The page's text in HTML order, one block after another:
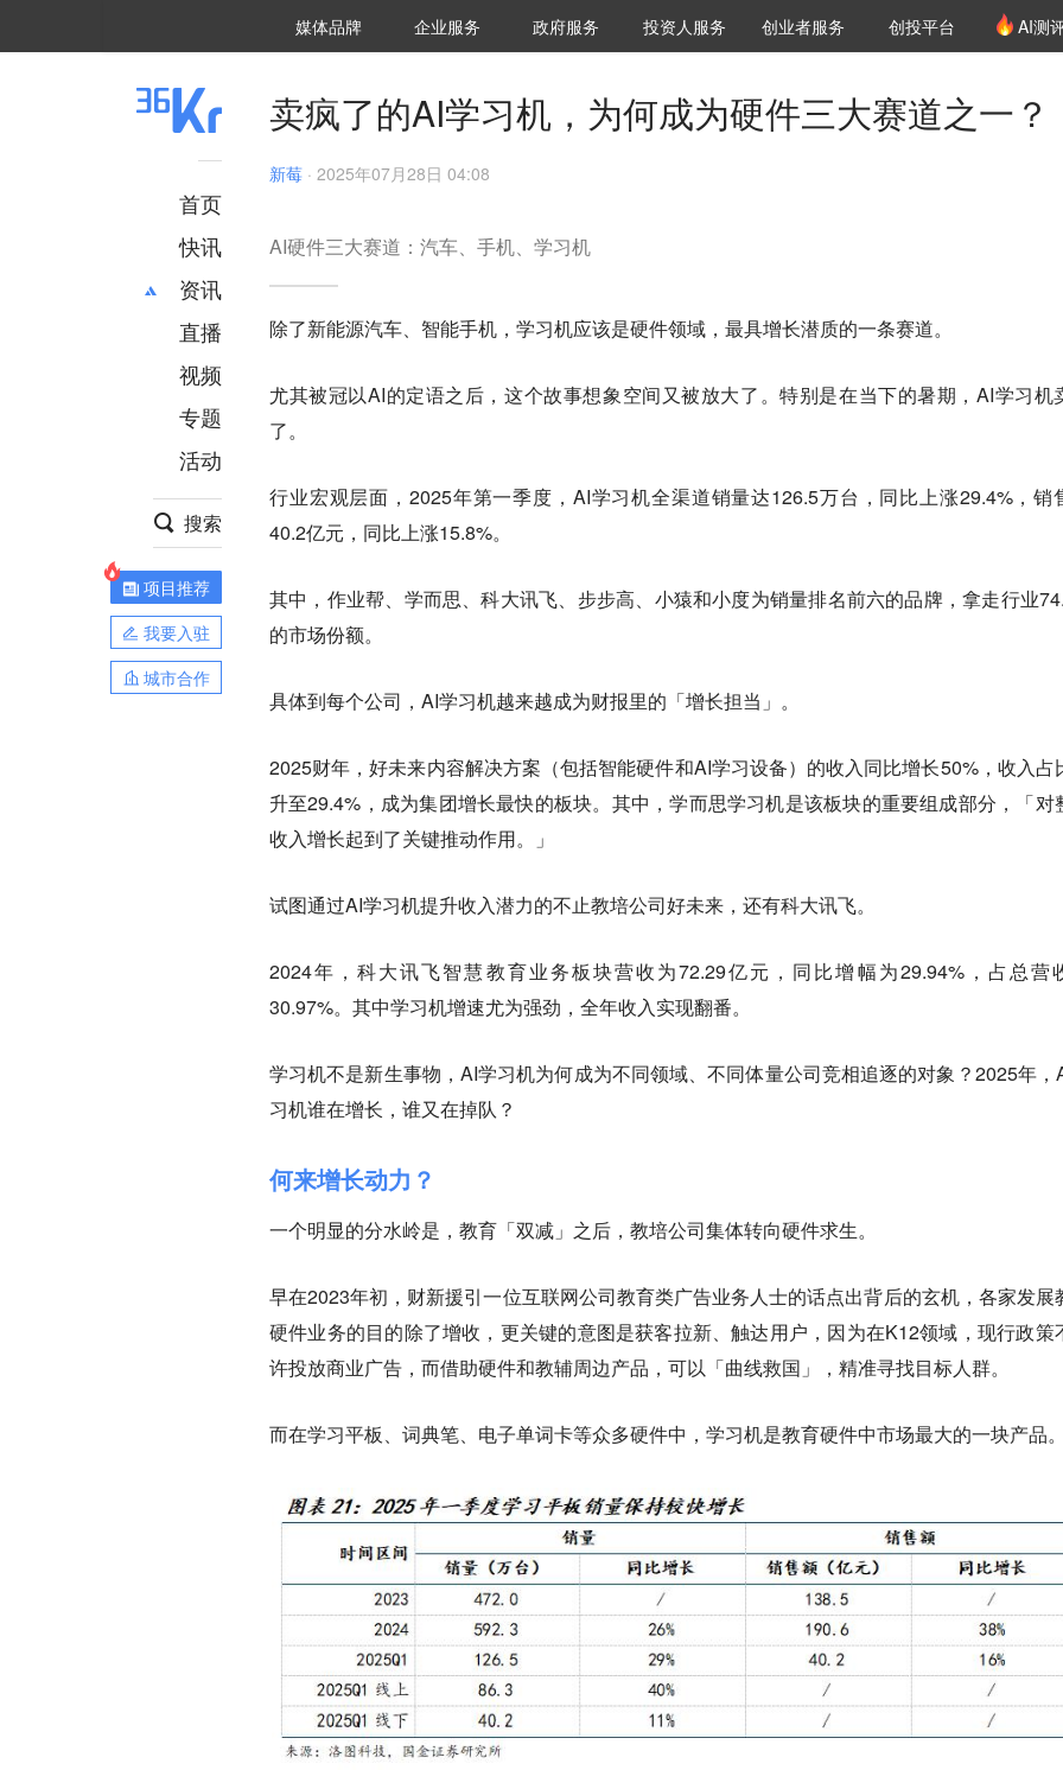
媒体品牌 36Kr研究院
企业服务 城市之窗
政府服务 VClub投资机构库
投资机构职位推介
投资人服务 创投氪堂
创业者服务 创投平台 AI测
首页
快讯
资讯
推荐
财经
项目推荐
安徽
直播
视频
专题
活动
搜索
项目推荐
我要入驻
城市合作
卖疯了的AI学习机，为何成为硬件三大赛道之一？
新莓 · 2025年07月28日 04:08
AI硬件三大赛道：汽车、手机、学习机
除了新能源汽车、智能手机，学习机应该是硬件领域，最具增长潜质的一条赛道。
尤其被冠以AI的定语之后，这个故事想象空间又被放大了。特别是在当下的暑期，AI学习机
了。
行业宏观层面，2025年第一季度，AI学习机全渠道销量达126.5万台，同比上涨29.4%，销
40.2亿元，同比上涨15.8%。
其中，作业帮、学而思、科大讯飞、步步高、小猿和小度为销量排名前六的品牌，拿走行业
的市场份额。
具体到每个公司，AI学习机越来越成为财报里的「增长担当」。
2025财年，好未来内容解决方案（包括智能硬件和AI学习设备）的收入同比增长50%，收入占
升至29.4%，成为集团增长最快的板块。其中，学而思学习机是该板块的重要组成部分，「对
收入增长起到了关键推动作用。」
试图通过AI学习机提升收入潜力的不止教培公司好未来，还有科大讯飞。
2024年，科大讯飞智慧教育业务板块营收为72.29亿元，同比增幅为29.94%，占总营
30.97%。其中学习机增速尤为强劲，全年收入实现翻番。
学习机不是新生事物，AI学习机为何成为不同领域、不同体量公司竞相追逐的对象？2025年，
习机谁在增长，谁又在掉队？
何来增长动力？
一个明显的分水岭是，教育「双减」之后，教培公司集体转向硬件求生。
早在2023年初，财新援引一位互联网公司教育类广告业务人士的话点出背后的玄机，各家发展
硬件业务的目的除了增收，更关键的意图是获客拉新、触达用户，因为在K12领域，现行政策
许投放商业广告，而借助硬件和教辅周边产品，可以「曲线救国」，精准寻找目标人群。
而在学习平板、词典笔、电子单词卡等众多硬件中，学习机是教育硬件中市场最大的一块产品